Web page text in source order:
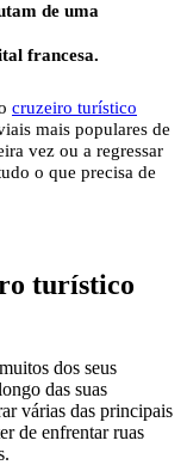
de uma
francesa.
cruzeiro turístico
mais populares de
vez ou a regressar
o que precisa de
turístico
dos seus
das suas
várias das principais
de enfrentar ruas